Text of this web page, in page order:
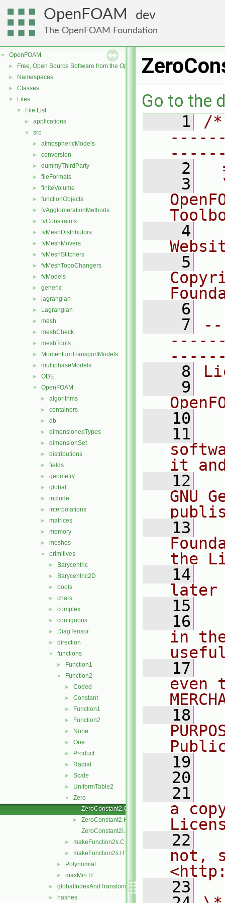
OpenFOAM dev
The OpenFOAM Foundation
▼ OpenFOAM
► Free, Open Source Software from the OpenFOAM Foundation
► Namespaces
► Classes
▼ Files
▼ File List
► applications
▼ src
► atmosphericModels
► conversion
► dummyThirdParty
► fileFormats
► finiteVolume
► functionObjects
► fvAgglomerationMethods
► fvConstraints
► fvMeshDistributors
► fvMeshMovers
► fvMeshStitchers
► fvMeshTopoChangers
► fvModels
► generic
► lagrangian
► Lagrangian
► mesh
► meshCheck
► meshTools
► MomentumTransportModels
► multiphaseModels
► ODE
▼ OpenFOAM
► algorithms
► containers
► db
► dimensionedTypes
► dimensionSet
► distributions
► fields
► geometry
► global
► include
► interpolations
► matrices
► memory
► meshes
▼ primitives
► Barycentric
► Barycentric2D
► bools
► chars
► complex
► contiguous
► DiagTensor
► direction
▼ functions
► Function1
▼ Function2
► Coded
► Constant
► Function1
► Function2
► None
► One
► Product
► Radial
► Scale
► UniformTable2
▼
Zero
ZeroConstant2.C
►
ZeroConstant2.H
ZeroConstant2I.H
► makeFunction2s.C
► makeFunction2s.H
► Polynomial
► maxMin.H
► globalIndexAndTransform
► hashes
Go to the
    1
/
    2
    3
    4
    5
    6
    7
    8
    9
   10
   11
it
   12
GNU
   13
the
   14
later
   15
   16
in
   17
even
   18
   19
   20
   21
a
   22
not,
   23